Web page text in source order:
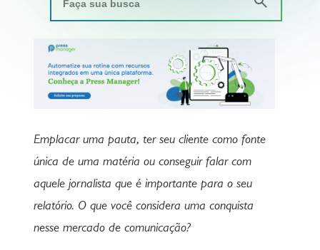
Emplacar uma pauta, ter seu cliente como fonte
única de uma matéria ou conseguir falar com
aquele jornalista que é importante para o seu
relatório. O que você considera uma conquista
nesse mercado de comunicação?